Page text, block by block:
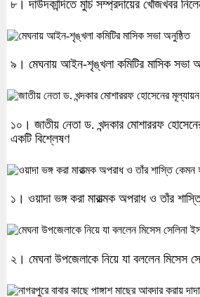
৮। দাউদকান্দিতে মুচি সম্প্রদায়ের খোঁজখবর
৯। মেঘনায় আইন-শৃঙ্খলা কমিটির মাসিক সভা
১০। জাতীয় নেতা ড. খন্দকার মোশাররফ
একটি বিশ্লেষণ
১। ওয়াদা ভঙ্গ করা মারাত্মক অপরাধ ও তাঁর
২। মেঘনা উপজেলাকে নিয়ে যা বললেন মিসেস